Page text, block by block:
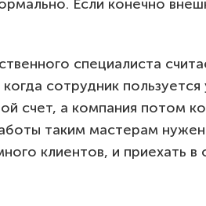
Если конечно
специалиста
сотрудник пользуется
счет, а компания потом
таким мастерам
клиентов, и приехать